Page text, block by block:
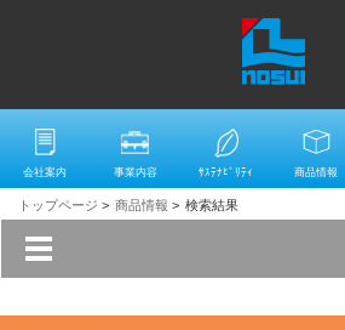
会社案内 事業内容 ｻｽﾃﾅﾋﾞﾘﾃｨ 商品情報
トップページ > 商品情報 > 検索結果